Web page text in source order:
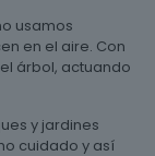
usamos
en el aire. Con
árbol, actuando
y jardines
cuidado y así